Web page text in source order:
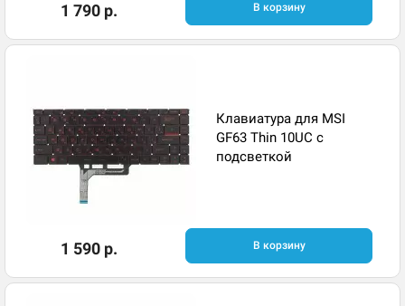
1 790 р. В корзину
Клавиатура для MSI
GF63 Thin 10UC с
подсветкой
1 590 р. В корзину